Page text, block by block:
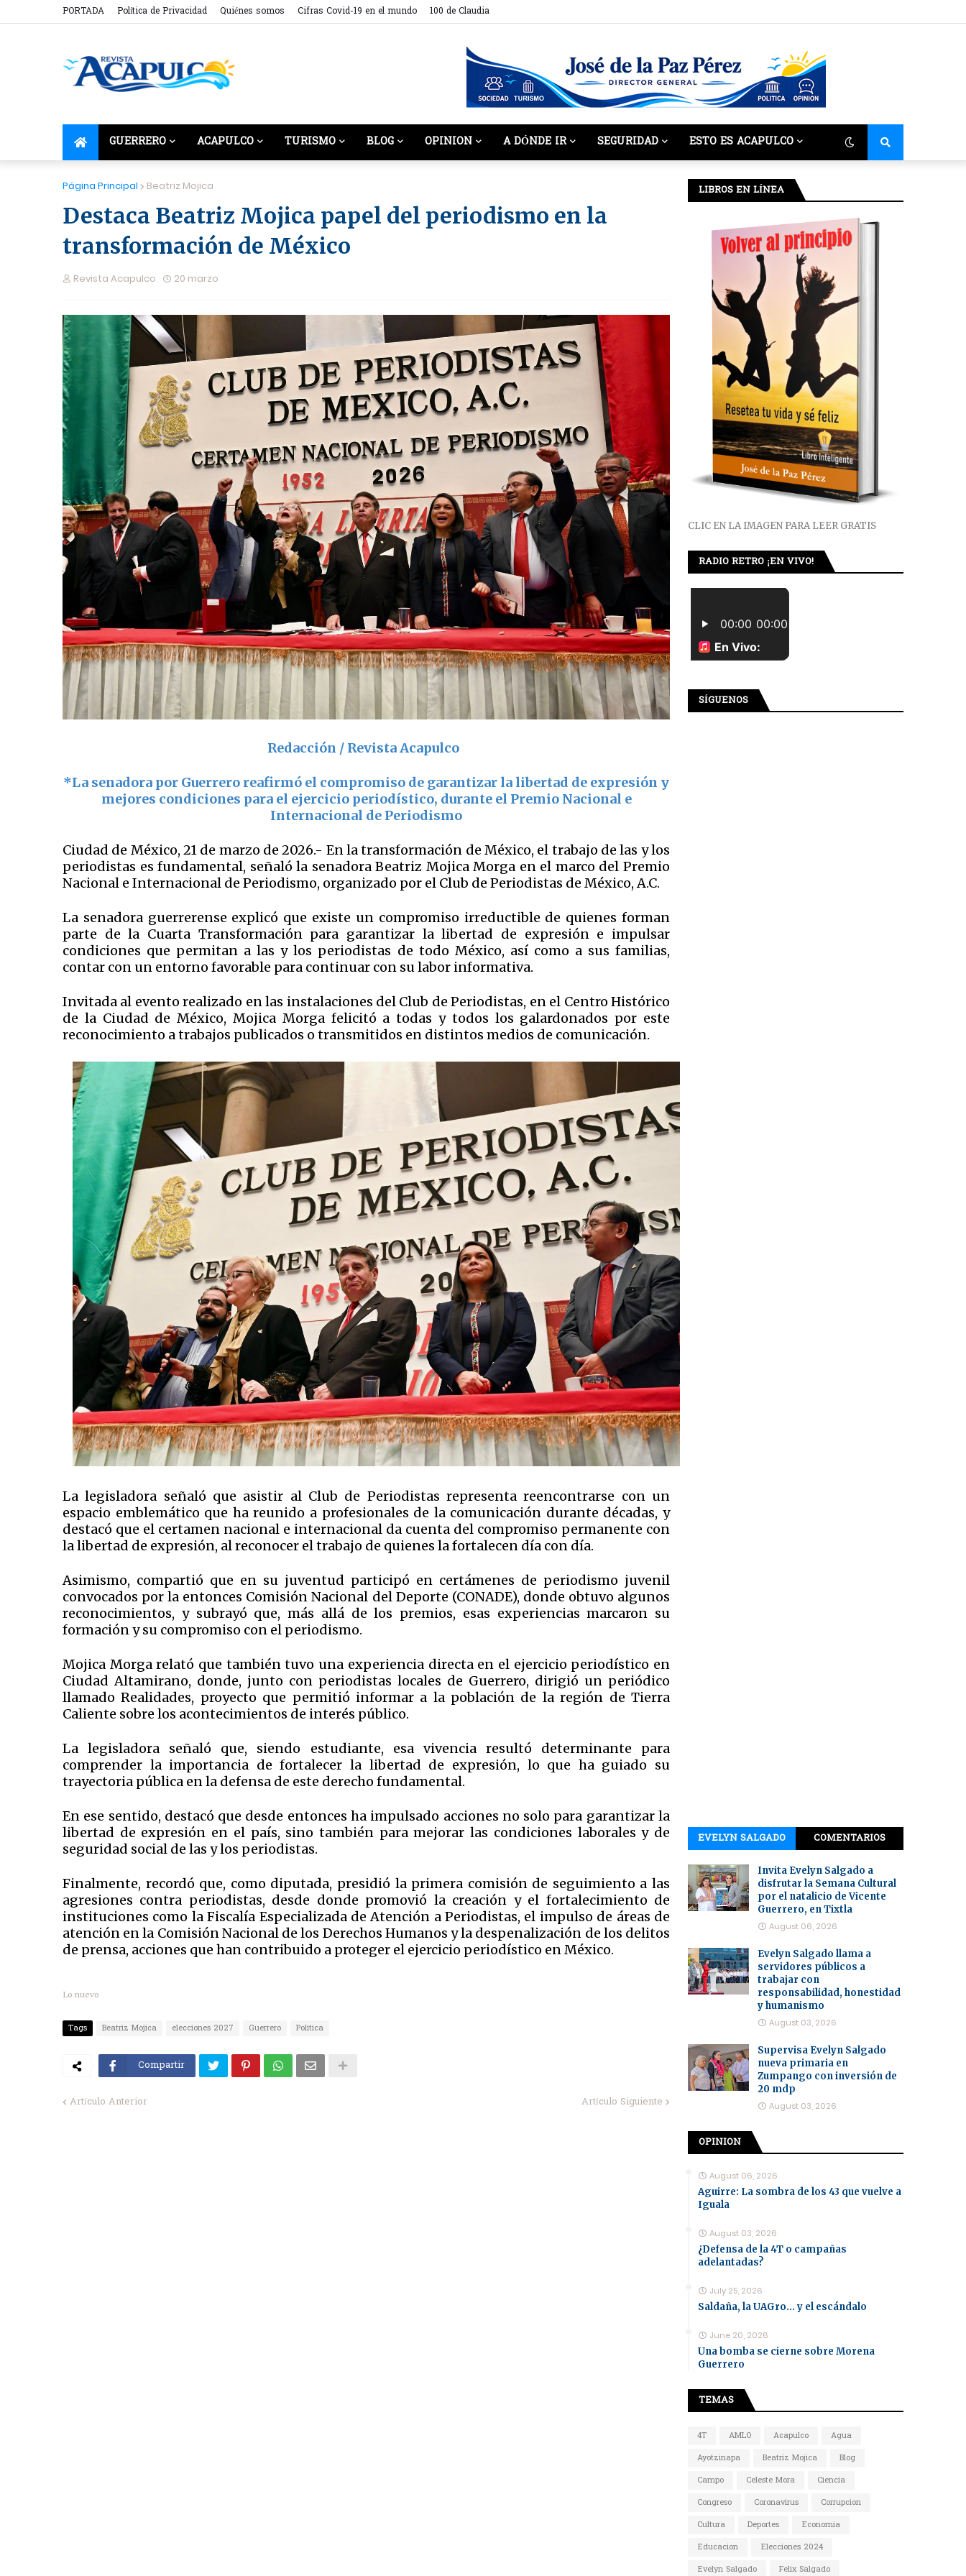
PORTADA Política de Privacidad Quiénes somos Cifras Covid-19 en el mundo 100 de Claudia
GUERRERO ACAPULCO TURISMO BLOG OPINION A DÓNDE IR SEGURIDAD ESTO ES ACAPULCO
Página Principal Beatriz Mojica
Destaca Beatriz Mojica papel del periodismo en la
transformación de México
Revista Acapulco 20 marzo
Redacción / Revista Acapulco
*La senadora por Guerrero reafirmó el compromiso de garantizar la libertad de expresión y
mejores condiciones para el ejercicio periodístico, durante el Premio Nacional e
Internacional de Periodismo
Ciudad de México, 21 de marzo de 2026.- En la transformación de México, el trabajo de las y los
periodistas es fundamental, señaló la senadora Beatriz Mojica Morga en el marco del Premio
Nacional e Internacional de Periodismo, organizado por el Club de Periodistas de México, A.C.
La senadora guerrerense explicó que existe un compromiso irreductible de quienes forman
parte de la Cuarta Transformación para garantizar la libertad de expresión e impulsar
condiciones que permitan a las y los periodistas de todo México, así como a sus familias,
contar con un entorno favorable para continuar con su labor informativa.
Invitada al evento realizado en las instalaciones del Club de Periodistas, en el Centro Histórico
de la Ciudad de México, Mojica Morga felicitó a todas y todos los galardonados por este
reconocimiento a trabajos publicados o transmitidos en distintos medios de comunicación.
La legisladora señaló que asistir al Club de Periodistas representa reencontrarse con un
espacio emblemático que ha reunido a profesionales de la comunicación durante décadas, y
destacó que el certamen nacional e internacional da cuenta del compromiso permanente con
la libertad de expresión, al reconocer el trabajo de quienes la fortalecen día con día.
Asimismo, compartió que en su juventud participó en certámenes de periodismo juvenil
convocados por la entonces Comisión Nacional del Deporte (CONADE), donde obtuvo algunos
reconocimientos, y subrayó que, más allá de los premios, esas experiencias marcaron su
formación y su compromiso con el periodismo.
Mojica Morga relató que también tuvo una experiencia directa en el ejercicio periodístico en
Ciudad Altamirano, donde, junto con periodistas locales de Guerrero, dirigió un periódico
llamado Realidades, proyecto que permitió informar a la población de la región de Tierra
Caliente sobre los acontecimientos de interés público.
La legisladora señaló que, siendo estudiante, esa vivencia resultó determinante para
comprender la importancia de fortalecer la libertad de expresión, lo que ha guiado su
trayectoria pública en la defensa de este derecho fundamental.
En ese sentido, destacó que desde entonces ha impulsado acciones no solo para garantizar la
libertad de expresión en el país, sino también para mejorar las condiciones laborales y de
seguridad social de las y los periodistas.
Finalmente, recordó que, como diputada, presidió la primera comisión de seguimiento a las
agresiones contra periodistas, desde donde promovió la creación y el fortalecimiento de
instituciones como la Fiscalía Especializada de Atención a Periodistas, el impulso de áreas de
atención en la Comisión Nacional de los Derechos Humanos y la despenalización de los delitos
de prensa, acciones que han contribuido a proteger el ejercicio periodístico en México.
Lo nuevo
Tags Beatriz Mojica elecciones 2027 Guerrero Politica
Compartir
Artículo Anterior Artículo Siguiente
LIBROS EN LÍNEA
CLIC EN LA IMAGEN PARA LEER GRATIS
RADIO RETRO ¡EN VIVO!
SÍGUENOS
EVELYN SALGADO COMENTARIOS
Invita Evelyn Salgado a
disfrutar la Semana Cultural
por el natalicio de Vicente
Guerrero, en Tixtla
August 06, 2026
Evelyn Salgado llama a
servidores públicos a
trabajar con
responsabilidad, honestidad
y humanismo
August 03, 2026
Supervisa Evelyn Salgado
nueva primaria en
Zumpango con inversión de
20 mdp
August 03, 2026
OPINION
August 06, 2026
Aguirre: La sombra de los 43 que vuelve a
Iguala
August 03, 2026
¿Defensa de la 4T o campañas
adelantadas?
July 25, 2026
Saldaña, la UAGro... y el escándalo
June 20, 2026
Una bomba se cierne sobre Morena
Guerrero
TEMAS
4T AMLO Acapulco
Agua
Ayotzinapa
Beatriz Mojica
Blog
Campo
Celeste Mora
Ciencia
Congreso
Coronavirus
Corrupcion
Cultura
Deportes
Economia
Educacion
Elecciones 2024
Evelyn Salgado
Felix Salgado